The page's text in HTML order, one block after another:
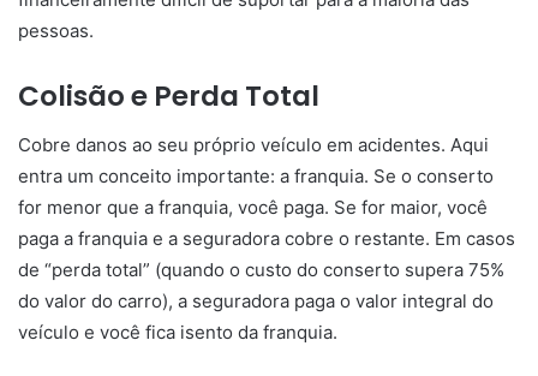
pessoas.
Colisão e Perda Total
Cobre danos ao seu próprio veículo em acidentes. Aqui
entra um conceito importante: a franquia. Se o conserto
for menor que a franquia, você paga. Se for maior, você
paga a franquia e a seguradora cobre o restante. Em casos
de “perda total” (quando o custo do conserto supera 75%
do valor do carro), a seguradora paga o valor integral do
veículo e você fica isento da franquia.